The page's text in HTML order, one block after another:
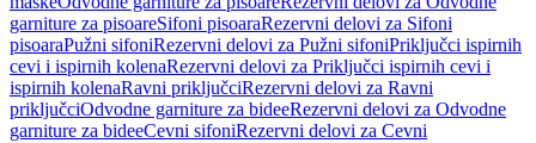
garniture za pisoareSifoni pisoaraRezervni delovi za Sifoni
pisoaraPužni sifoniRezervni delovi za Pužni sifoniPriključci ispirnih
cevi i ispirnih kolenaRezervni delovi za Priključci ispirnih cevi i
ispirnih kolenaRavni priključciRezervni delovi za Ravni
priključciOdvodne garniture za bideeRezervni delovi za Odvodne
garniture za bideeCevni sifoniRezervni delovi za Cevni